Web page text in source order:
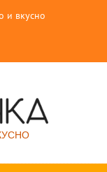
и вкусно